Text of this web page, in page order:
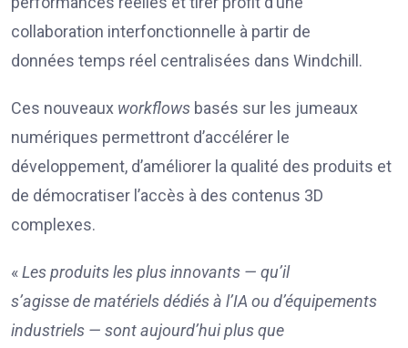
collaboration interfonctionnelle à partir de
données temps réel centralisées dans Windchill.
Ces nouveaux workflows basés sur les jumeaux
numériques permettront d’accélérer le
développement, d’améliorer la qualité des produits et
de démocratiser l’accès à des contenus 3D
complexes.
«Les produits les plusinnovants — qu’il
s’agissedematérielsdédiésà l’IA ou d’équipements
industriels — sontaujourd’huiplusque